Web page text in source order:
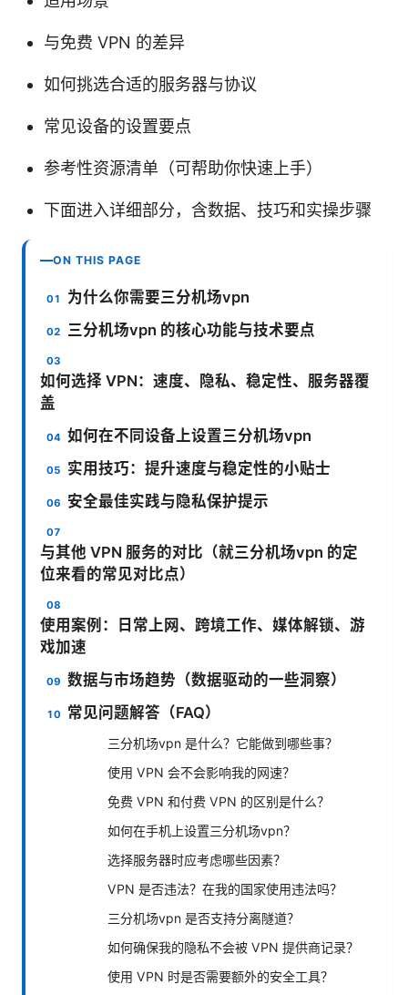
与免费 VPN 的差异
如何挑选合适的服务器与协议
常见设备的设置要点
参考性资源清单（可帮助你快速上手）
下面进入详细部分，含数据、技巧和实操步骤
ON THIS PAGE
为什么你需要三分机场vpn
三分机场vpn 的核心功能与技术要点
如何选择 VPN：速度、隐私、稳定性、服务器覆
盖
如何在不同设备上设置三分机场vpn
实用技巧：提升速度与稳定性的小贴士
安全最佳实践与隐私保护提示
与其他 VPN 服务的对比（就三分机场vpn 的定
位来看的常见对比点）
使用案例：日常上网、跨境工作、媒体解锁、游
戏加速
数据与市场趋势（数据驱动的一些洞察）
常见问题解答（FAQ）
三分机场vpn 是什么？它能做到哪些事？
使用 VPN 会不会影响我的网速？
免费 VPN 和付费 VPN 的区别是什么？
如何在手机上设置三分机场vpn？
选择服务器时应考虑哪些因素？
VPN 是否违法？在我的国家使用违法吗？
三分机场vpn 是否支持分离隧道？
如何确保我的隐私不会被 VPN 提供商记录？
使用 VPN 时是否需要额外的安全工具？